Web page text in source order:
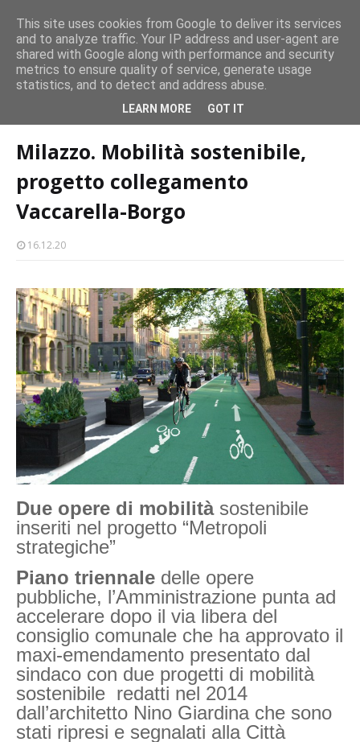
Milazzo 28ª Sagra del Pesce a Vaccarella: il programma
EVENTI
Milazzo. Mobilità sostenibile, progetto
Milazzo. Mobilità sostenibile,
progetto collegamento
Vaccarella-Borgo
16.12.20
Due opere di mobilitàsostenibile
inseriti nel progetto “Metropoli
strategiche”
Piano triennale delle opere
pubbliche, l’Amministrazione punta ad
accelerare dopo il via libera del
consiglio comunale che ha approvato il
maxi-emendamento presentato dal
sindaco con due progetti di mobilità
sostenibile redatti nel 2014
dall’architetto Nino Giardina che sono
stati ripresi e segnalati alla Città
This site uses cookies from Google to deliver its services
and to analyze traffic. Your IP address and user-agent are
shared with Google along with performance and security
metrics to ensure quality of service, generate usage
statistics, and to detect and address abuse.
LEARN MORE GOT IT